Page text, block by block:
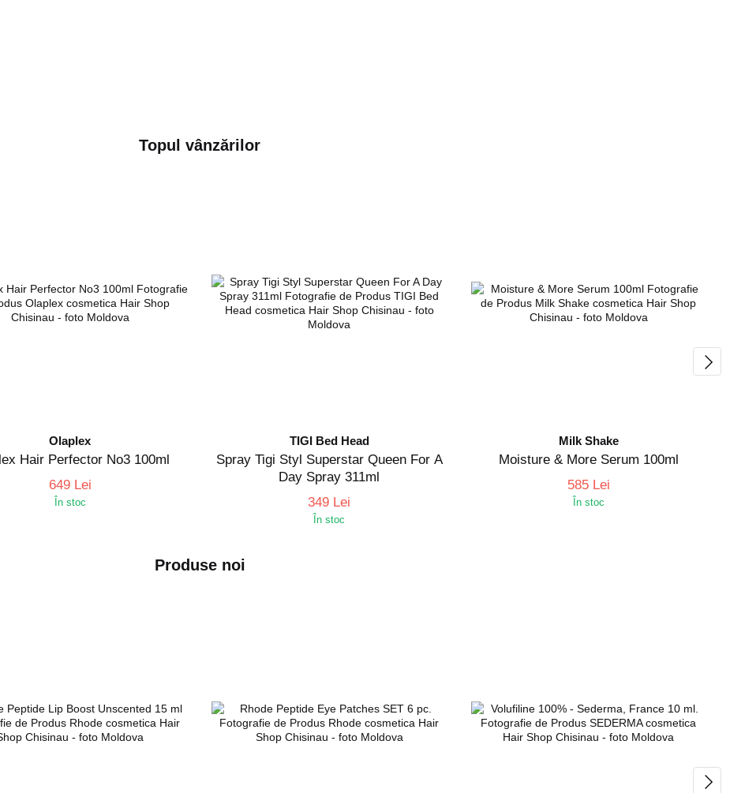
Topul vânzărilor
Olaplex
Hair Perfector No3 100ml
649 Lei
În stoc
TIGI Bed Head
Spray Tigi Styl Superstar Queen For A
Day Spray 311ml
349 Lei
În stoc
Milk Shake
Moisture & More Serum 100ml
585 Lei
În stoc
Produse noi